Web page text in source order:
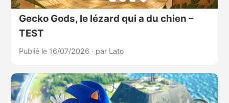
Gecko Gods, le lézard qui a du chien –
TEST
Publié le 16/07/2026 · par Lato